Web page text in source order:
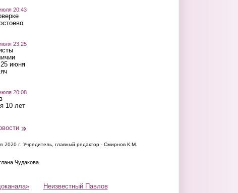
20:43
23:25
июня
20:08
10 лет
2020 г. Учредитель, главный редактор - Смирнов К.М.
Чудакова.
Неизвестный Павлов